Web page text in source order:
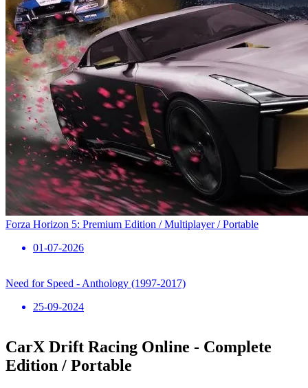
Forza Horizon 5: Premium Edition / Multiplayer / Portable
01-07-2026
Need for Speed ​​- Anthology (1997-2017)
25-09-2024
CarX Drift Racing Online - Complete
Edition / Portable